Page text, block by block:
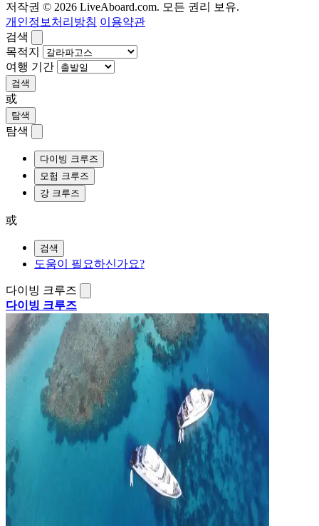
저작권 © 2026 LiveAboard.com. 모든 권리 보유.
개인정보처리방침 이용약관
검색
목적지
여행 기간
검색
或
탐색
탐색
다이빙 크루즈
모험 크루즈
강 크루즈
或
검색
도움이 필요하신가요?
다이빙 크루즈
다이빙 크루즈